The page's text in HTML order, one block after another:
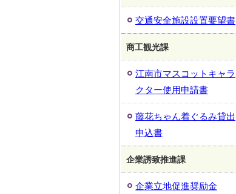
交通安全施設設置要望書
商工観光課
江南市マスコットキャラ
クター使用申請書
藤花ちゃん着ぐるみ貸出
申込書
企業誘致推進課
企業立地促進奨励金